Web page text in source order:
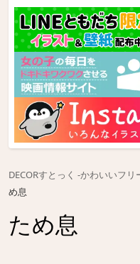
DECORすとっく -かわいいフ
め息
ため息